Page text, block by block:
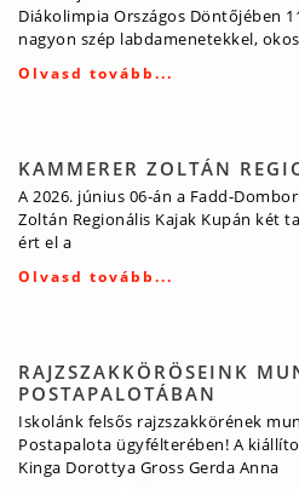
Diákolimpia Országos Döntőjében
nagyon szép labdamenetekkel,
Olvasd tovább...
KAMMERER ZOLTÁN
A 2026. június 06-án a Fadd-
Zoltán Regionális Kajak Kupán két
ért el a
Olvasd tovább...
RAJZSZAKKÖRÖSEINK
POSTAPALOTÁBAN
Iskolánk felsős rajzszakkörének
Postapalota ügyfélterében! A
Kinga Dorottya Gross Gerda Anna